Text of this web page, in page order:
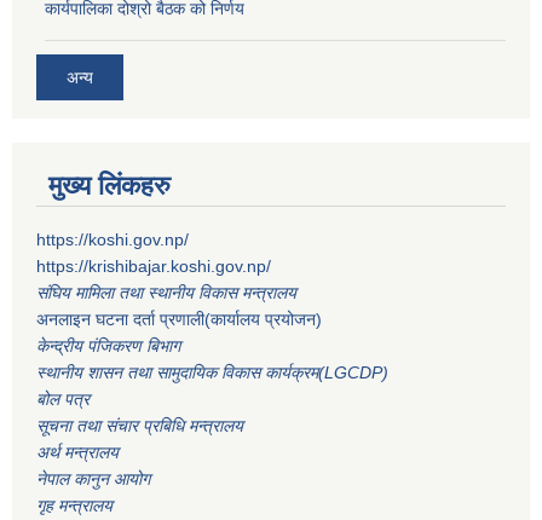
कार्यपालिका दोश्रो बैठक को निर्णय
अन्य
मुख्य लिंकहरु
https://koshi.gov.np/
https://krishibajar.koshi.gov.np/
संघिय मामिला तथा स्थानीय विकास मन्त्रालय
अनलाइन घटना दर्ता प्रणाली(कार्यालय प्रयोजन)
केन्द्रीय पंजिकरण बिभाग
स्थानीय शासन तथा सामुदायिक विकास कार्यक्रम(LGCDP)
बोल पत्र
सूचना तथा संचार प्रबिधि मन्त्रालय
अर्थ मन्त्रालय
नेपाल कानुन आयोग
गृह मन्त्रालय